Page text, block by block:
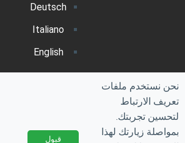
Deutsch
Italiano
English
عربي
نحن نستخدم ملفات
تعريف الارتباط
لتحسين تجربتك.
بمواصلة زيارتك لهذا
قبول